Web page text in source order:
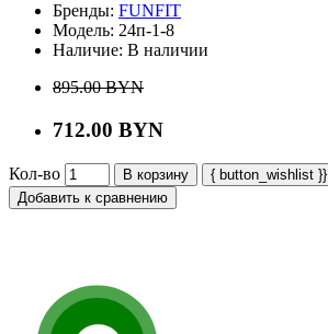
Бренды: FUNFIT
Модель: 24п-1-8
Наличие: В наличии
895.00 BYN
712.00 BYN
Кол-во В корзину
{ button_wishlist }}
Добавить к сравнению